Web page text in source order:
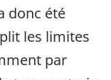
donc été
les limites
par